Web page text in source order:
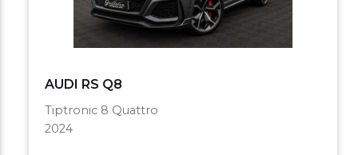
AUDI RS Q8
Tiptronic 8 Quattro
2024